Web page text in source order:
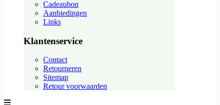
Cadeaubon
Aanbiedingen
Links
Klantenservice
Contact
Retourneren
Sitemap
Retour voorwaarden